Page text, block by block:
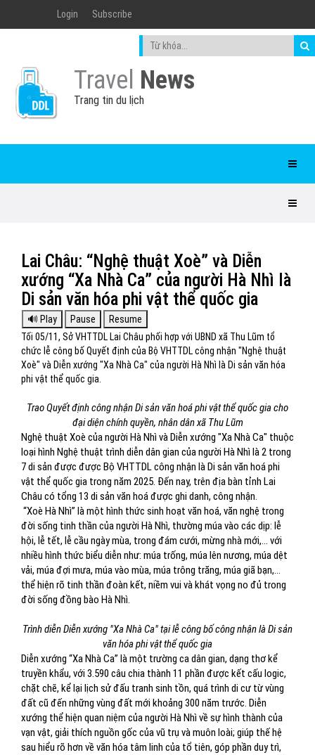
Login Subscribe
Travel News
Trang tin du lịch
Lai Châu: “Nghệ thuật Xoè” và Diễn
xướng “Xa Nhà Ca” của người Hà Nhì là
Di sản văn hóa phi vật thể quốc gia
Tối 05/11, Sở VHTTDL Lai Châu phối hợp với UBND xã Thu Lũm tổ
chức lễ công bố Quyết định của Bộ VHTTDL công nhận "Nghệ thuật
Xoè" và Diễn xướng "Xa Nhà Ca" của người Hà Nhì là Di sản văn hóa
phi vật thể quốc gia.
Trao Quyết định công nhận Di sản văn hoá phi vật thể quốc gia cho
đại diện chính quyền, nhân dân xã Thu Lũm
Nghệ thuật Xoè của người Hà Nhì và Diễn xướng "Xa Nhà Ca" thuộc
loại hình Nghệ thuật trình diễn dân gian của người Hà Nhì là 2 trong
7 di sản được được Bộ VHTTDL công nhận là Di sản văn hoá phi
vật thể quốc gia trong năm 2025. Đến nay, trên địa bàn tỉnh Lai
Châu có tổng 13 di sản văn hoá được ghi danh, công nhận.
“Xoè Hà Nhì” là một hình thức sinh hoạt văn hoá, văn nghệ trong
đời sống tinh thần của người Hà Nhì, thường múa vào các dịp: lễ
hội, lễ tết, lễ cầu ngày mùa, trong đám cưới, mừng nhà mới,… với
nhiều hình thức biểu diễn như: múa trống, múa lên nương, múa dệt
vải, múa đợi mưa, múa vào mùa, múa trông trăng, múa giã bạn,…
thể hiện rõ tinh thần đoàn kết, niềm vui và khát vọng no đủ trong
đời sống đồng bào Hà Nhì.
Trình diễn Diễn xướng "Xa Nhà Ca" tại lễ công bố công nhận là Di sản
văn hóa phi vật thể quốc gia
Diễn xướng “Xa Nhà Ca” là một trường ca dân gian, dạng thơ kể
truyền khẩu, với 3.590 câu chia thành 11 phần được kết cấu logic,
chặt chẽ, kể lại lịch sử đấu tranh sinh tồn, quá trình di cư từ vùng
đất cũ đến những vùng đất mới khoảng 300 năm trước. Diễn
xướng thể hiện quan niệm của người Hà Nhì về sự hình thành của
vạn vật, giải thích nguồn gốc của vũ trụ và muôn loài; giúp thế hệ
sau hiểu rõ hơn về văn hóa tâm linh của tổ tiên, góp phần duy trì,